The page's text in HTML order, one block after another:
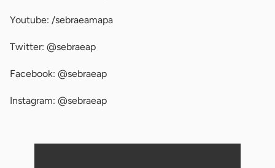
Youtube: /sebraeamapa
Twitter: @sebraeap
Facebook: @sebraeap
Instagram: @sebraeap